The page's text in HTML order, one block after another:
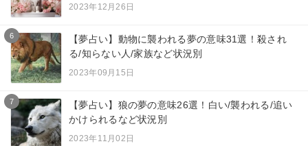
2023年12月26日
6
【夢占い】動物に襲われる夢の意味31選！殺され
る/知らない人/家族など状況別
2023年09月15日
7
【夢占い】狼の夢の意味26選！白い/襲われる/追い
かけられるなど状況別
2023年11月02日